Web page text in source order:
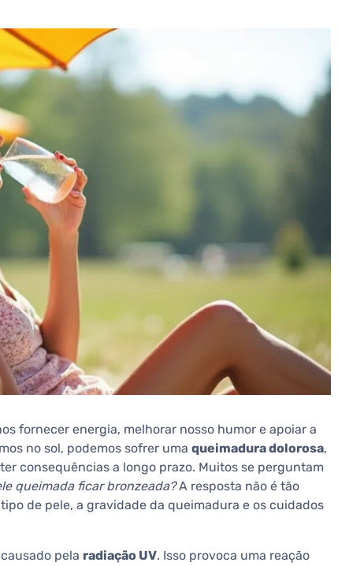
fornecer energia, melhorar nosso humor e apoiar a
no sol, podemos sofrer uma queimadura dolorosa,
consequências a longo prazo. Muitos se perguntam
queimada ficar bronzeada?A resposta não é tão
de pele, a gravidade da queimadura e os cuidados
pela radiação UV. Isso provoca uma reação